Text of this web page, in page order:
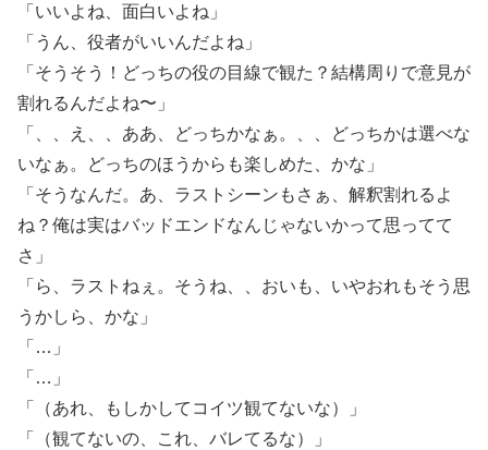
「いいよね、面白いよね」
「うん、役者がいいんだよね」
「そうそう！どっちの役の目線で観た？結構周りで意見が
割れるんだよね〜」
「、、え、、ああ、どっちかなぁ。、、どっちかは選べな
いなぁ。どっちのほうからも楽しめた、かな」
「そうなんだ。あ、ラストシーンもさぁ、解釈割れるよ
ね？俺は実はバッドエンドなんじゃないかって思ってて
さ」
「ら、ラストねぇ。そうね、、おいも、いやおれもそう思
うかしら、かな」
「…」
「…」
「（あれ、もしかしてコイツ観てないな）」
「（観てないの、これ、バレてるな）」